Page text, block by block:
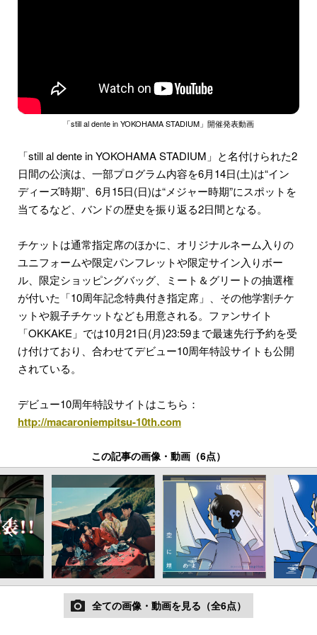
「still al dente in YOKOHAMA STADIUM」開催発表動画
「still al dente in YOKOHAMA STADIUM」と名付けられた2
日間の公演は、一部プログラム内容を6月14日(土)は“イン
ディーズ時期”、6月15日(日)は“メジャー時期”にスポットを
当てるなど、バンドの歴史を振り返る2日間となる。
チケットは通常指定席のほかに、オリジナルネーム入りの
ユニフォームや限定パンフレットや限定サイン入りボー
ル、限定ショッピングバッグ、ミート＆グリートの抽選権
が付いた「10周年記念特典付き指定席」、その他学割チケ
ットや親子チケットなども用意される。ファンサイト
「OKKAKE」では10月21日(月)23:59まで最速先行予約を受
け付けており、合わせてデビュー10周年特設サイトも公開
されている。
デビュー10周年特設サイトはこちら：
http://macaroniempitsu-10th.com
この記事の画像・動画（6点）
全ての画像・動画を見る（全6点）